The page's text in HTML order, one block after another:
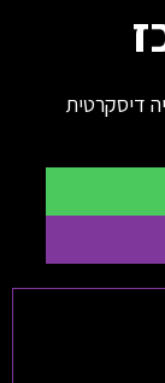
דיסקרטית